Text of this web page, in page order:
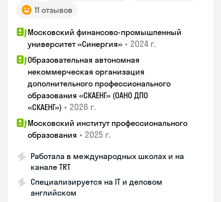
11 отзывов
Московский финансово-промышленный
университет «Синергия» • 2024 г.
Образовательная автономная
некоммерческая организация
дополнительного профессионального
образования «СКАЕНГ» (ОАНО ДПО
«СКАЕНГ») • 2026 г.
Московский институт профессионального
образования • 2025 г.
Работала в международных школах и на
канале TRT
Специализируется на IT и деловом
английском